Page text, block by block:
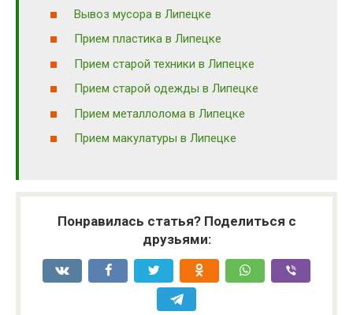
Вывоз мусора в Липецке
Прием пластика в Липецке
Прием старой техники в Липецке
Прием старой одежды в Липецке
Прием металлолома в Липецке
Прием макулатуры в Липецке
Понравилась статья? Поделиться с
друзьями: